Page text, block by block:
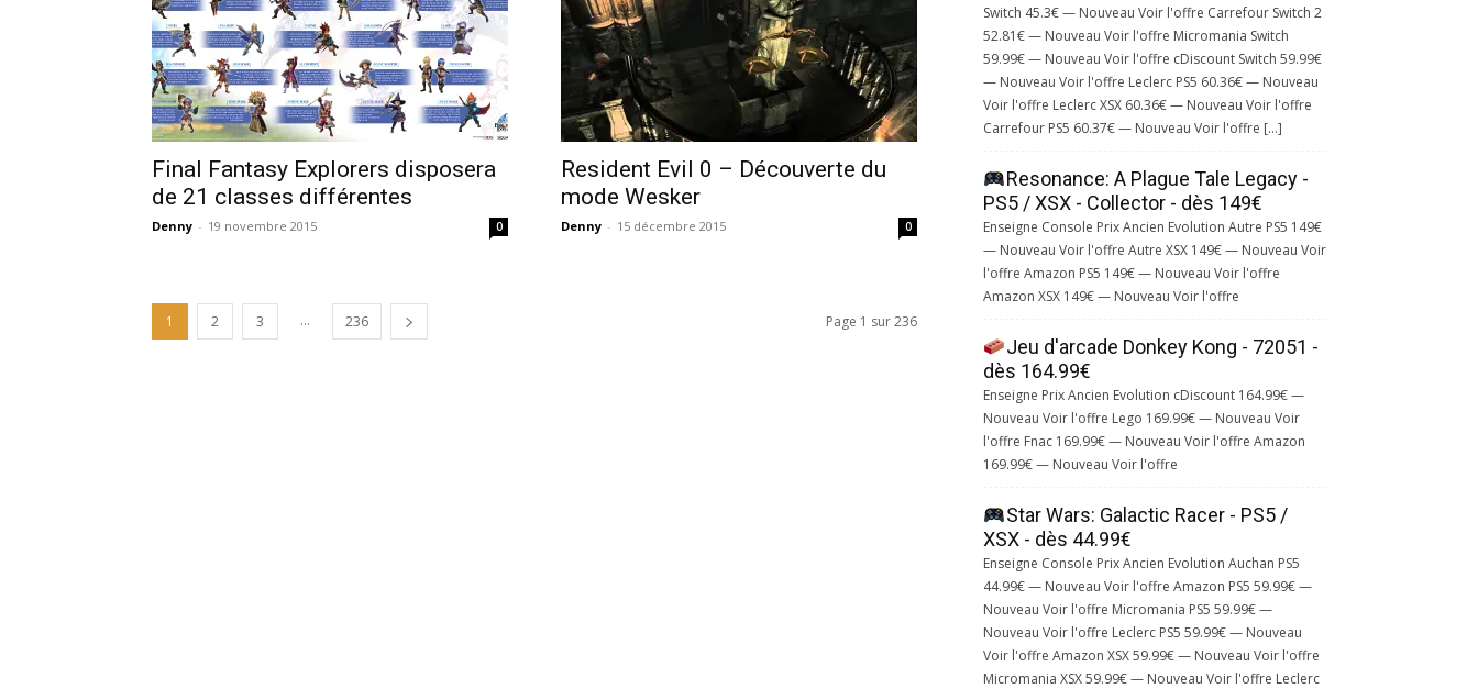
Final Fantasy Explorers disposera
de 21 classes différentes
Denny - 19 novembre 2015 0
Resident Evil 0 – Découverte du
mode Wesker
Denny - 15 décembre 2015 0
1 2 3 ... 236 Page 1 sur 236
Switch 45.3€ — Nouveau Voir l'offre Carrefour Switch 2
52.81€ — Nouveau Voir l'offre Micromania Switch
59.99€ — Nouveau Voir l'offre cDiscount Switch 59.99€
— Nouveau Voir l'offre Leclerc PS5 60.36€ — Nouveau
Voir l'offre Leclerc XSX 60.36€ — Nouveau Voir l'offre
Carrefour PS5 60.37€ — Nouveau Voir l'offre […]
Resonance: A Plague Tale Legacy -
PS5 / XSX - Collector - dès 149€
Enseigne Console Prix Ancien Evolution Autre PS5 149€
— Nouveau Voir l'offre Autre XSX 149€ — Nouveau Voir
l'offre Amazon PS5 149€ — Nouveau Voir l'offre
Amazon XSX 149€ — Nouveau Voir l'offre
Jeu d'arcade Donkey Kong - 72051 -
dès 164.99€
Enseigne Prix Ancien Evolution cDiscount 164.99€ —
Nouveau Voir l'offre Lego 169.99€ — Nouveau Voir
l'offre Fnac 169.99€ — Nouveau Voir l'offre Amazon
169.99€ — Nouveau Voir l'offre
Star Wars: Galactic Racer - PS5 /
XSX - dès 44.99€
Enseigne Console Prix Ancien Evolution Auchan PS5
44.99€ — Nouveau Voir l'offre Amazon PS5 59.99€ —
Nouveau Voir l'offre Micromania PS5 59.99€ —
Nouveau Voir l'offre Leclerc PS5 59.99€ — Nouveau
Voir l'offre Amazon XSX 59.99€ — Nouveau Voir l'offre
Micromania XSX 59.99€ — Nouveau Voir l'offre Leclerc